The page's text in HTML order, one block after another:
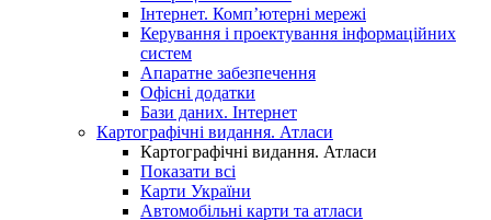
Інтернет. Комп’ютерні мережі
Керування і проектування інформаційних
систем
Апаратне забезпечення
Офісні додатки
Бази даних. Інтернет
Картографічні видання. Атласи
Картографічні видання. Атласи
Показати всі
Карти України
Автомобільні карти та атласи